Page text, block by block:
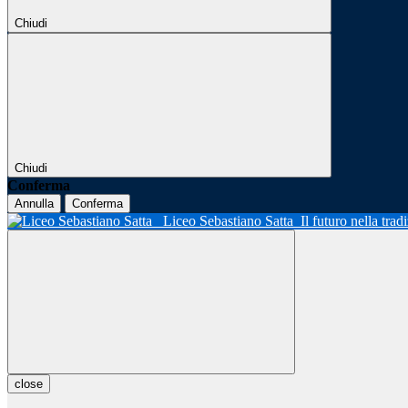
Chiudi
Chiudi
Conferma
Annulla Conferma
Liceo Sebastiano Satta Il futuro nella
close